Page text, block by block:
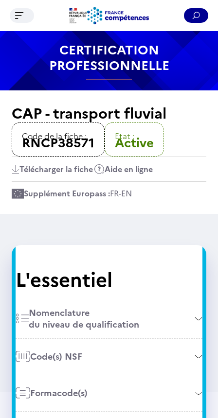
Contenu Recherche Menu Pied de page
Ouvrir le menu de navigation
CERTIFICATION
PROFESSIONNELLE
CAP - transport fluvial
Code de la fiche :
RNCP38571 Etat :
Active
Télécharger la fiche Aide en ligne
Supplément Europass :FR-EN
L'essentiel
Nomenclature
du niveau de qualification
Code(s) NSF
Formacode(s)